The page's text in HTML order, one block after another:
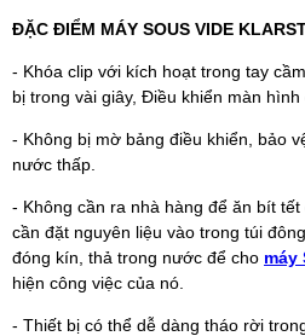
ĐẶC ĐIỂM MÁY SOUS VIDE
- Khóa clip với kích hoạt trong tay
bị trong vài giây, Điều khiển màn hình
- Không bị mờ bảng điều khiển, bảo
nước thấp.
- Không cần ra nhà hàng để ăn bít
cần đặt nguyên liệu vào trong túi
đóng kín, thả trong nước để cho máy
hiện công việc của nó.
- Thiết bị có thể dễ dàng tháo rời